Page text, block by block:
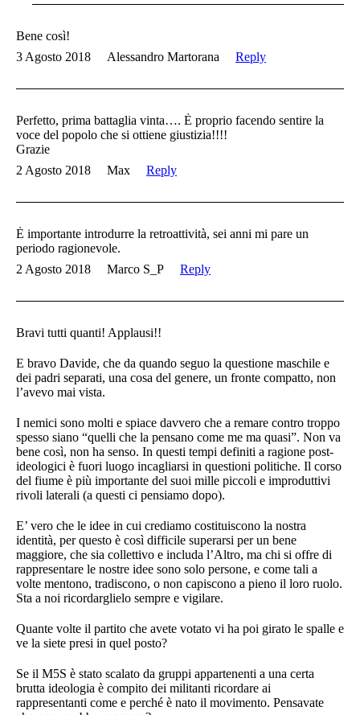
Bene così!
3 Agosto 2018
Alessandro Martorana Reply
Perfetto, prima battaglia vinta…. È proprio facendo sentire la
voce del popolo che si ottiene giustizia!!!!
Grazie
2 Agosto 2018
Max Reply
È importante introdurre la retroattività, sei anni mi pare un
periodo ragionevole.
2 Agosto 2018
Marco S_P Reply
Bravi tutti quanti! Applausi!!
E bravo Davide, che da quando seguo la questione maschile e
dei padri separati, una cosa del genere, un fronte compatto, non
l’avevo mai vista.
I nemici sono molti e spiace davvero che a remare contro troppo
spesso siano “quelli che la pensano come me ma quasi”. Non va
bene così, non ha senso. In questi tempi definiti a ragione post-
ideologici è fuori luogo incagliarsi in questioni politiche. Il corso
del fiume è più importante del suoi mille piccoli e improduttivi
rivoli laterali (a questi ci pensiamo dopo).
E’ vero che le idee in cui crediamo costituiscono la nostra
identità, per questo è così difficile superarsi per un bene
maggiore, che sia collettivo e includa l’Altro, ma chi si offre di
rappresentare le nostre idee sono solo persone, e come tali a
volte mentono, tradiscono, o non capiscono a pieno il loro ruolo.
Sta a noi ricordarglielo sempre e vigilare.
Quante volte il partito che avete votato vi ha poi girato le spalle e
ve la siete presi in quel posto?
Se il M5S è stato scalato da gruppi appartenenti a una certa
brutta ideologia è compito dei militanti ricordare ai
rappresentanti come e perché è nato il movimento. Pensavate